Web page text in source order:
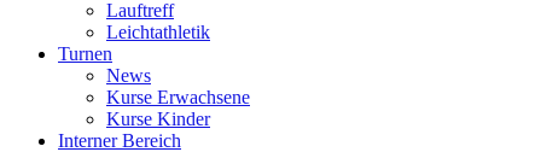
Lauftreff
Leichtathletik
Turnen
News
Kurse Erwachsene
Kurse Kinder
Interner Bereich